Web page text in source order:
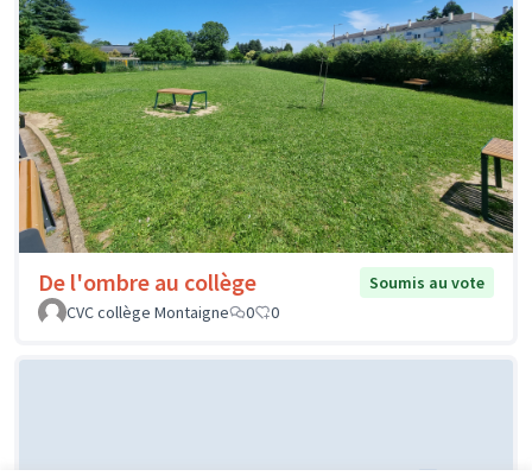
De l'ombre au collège
Soumis au vote
CVC collège Montaigne
0 0